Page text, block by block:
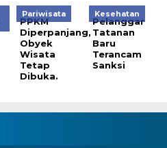
Pariwisata
PPKM
Diperpanjang,
Obyek
Wisata
Tetap
Dibuka.
Kesehatan
Pelanggar
Tatanan
Baru
Terancam
Sanksi